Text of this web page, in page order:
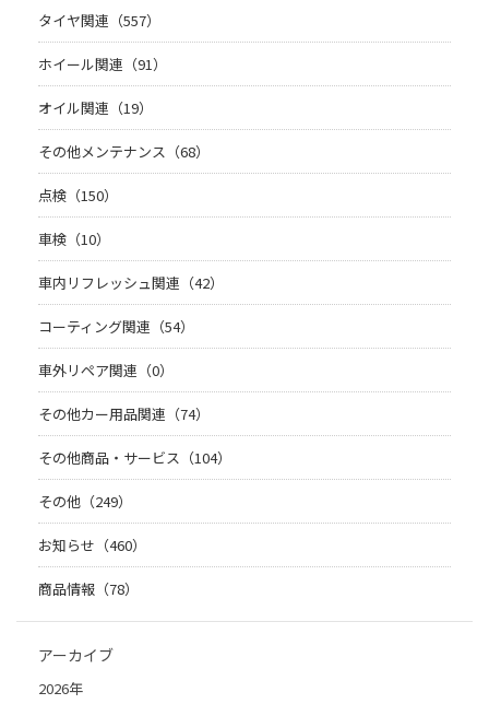
タイヤ関連（557）
ホイール関連（91）
オイル関連（19）
その他メンテナンス（68）
点検（150）
車検（10）
車内リフレッシュ関連（42）
コーティング関連（54）
車外リペア関連（0）
その他カー用品関連（74）
その他商品・サービス（104）
その他（249）
お知らせ（460）
商品情報（78）
アーカイブ
2026年